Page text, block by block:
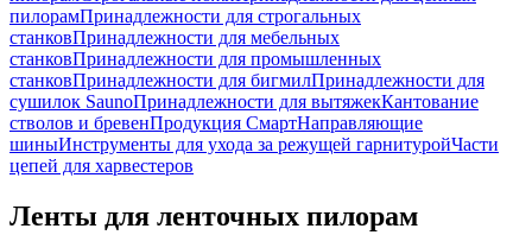
пилорамПринадлежности для строгальных
станковПринадлежности для мебельных
станковПринадлежности для промышленных
станковПринадлежности для бигмилПринадлежности для
сушилок SaunoПринадлежности для вытяжекКантование
стволов и бревенПродукция СмартНаправляющие
шиныИнструменты для ухода за режущей гарнитуройЧасти
цепей для харвестеров
Ленты для ленточных пилорам